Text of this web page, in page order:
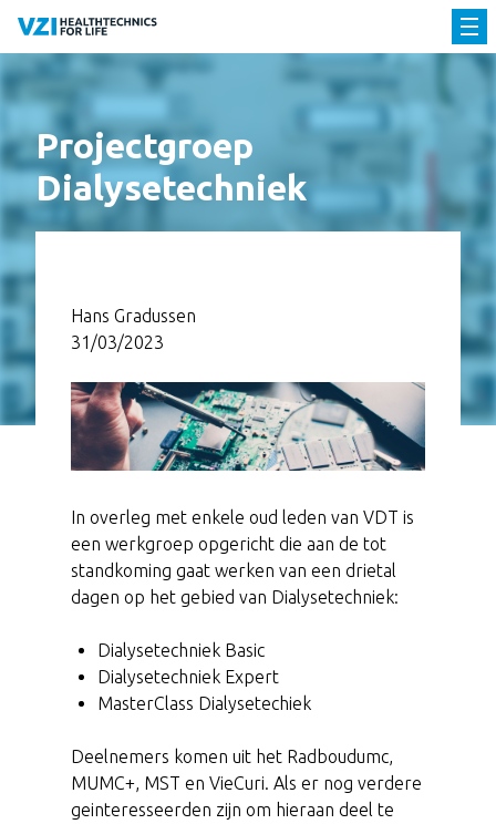
Projectgroep
Dialysetechniek
Hans Gradussen
31/03/2023
In overleg met enkele oud leden van VDT is
een werkgroep opgericht die aan de tot
standkoming gaat werken van een drietal
dagen op het gebied van Dialysetechniek:
Dialysetechniek Basic
Dialysetechniek Expert
MasterClass Dialysetechiek
Deelnemers komen uit het Radboudumc,
MUMC+, MST en VieCuri. Als er nog verdere
geinteresseerden zijn om hieraan deel te